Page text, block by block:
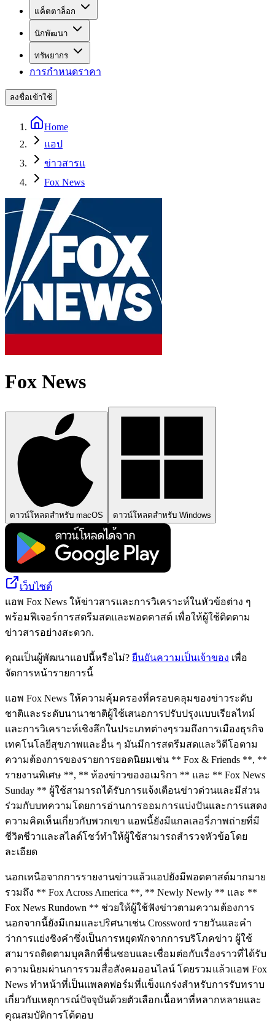
แค็ตตาล็อก
นักพัฒนา
ทรัพยากร
การกำหนดราคา
ลงชื่อเข้าใช้
Home
แอป
ข่าวสารแ
Fox News
Fox News
ดาวน์โหลดสำหรับ macOS ดาวน์โหลดสำหรับ Windows
เว็บไซต์
แอพ Fox News ให้ข่าวสารและการวิเคราะห์ในหัวข้อต่าง ๆ
พร้อมฟีเจอร์การสตรีมสดและพอดคาสต์ เพื่อให้ผู้ใช้ติดตาม
ข่าวสารอย่างสะดวก.
คุณเป็นผู้พัฒนาแอปนี้หรือไม่? ยืนยันความเป็นเจ้าของ เพื่อ
จัดการหน้ารายการนี้
แอพ Fox News ให้ความคุ้มครองที่ครอบคลุมของข่าวระดับ
ชาติและระดับนานาชาติผู้ใช้เสนอการปรับปรุงแบบเรียลไทม์
และการวิเคราะห์เชิงลึกในประเภทต่างๆรวมถึงการเมืองธุรกิจ
เทคโนโลยีสุขภาพและอื่น ๆ มันมีการสตรีมสดและวิดีโอตาม
ความต้องการของรายการยอดนิยมเช่น ** Fox & Friends **, **
รายงานพิเศษ **, ** ห้องข่าวของอเมริกา ** และ ** Fox News
Sunday ** ผู้ใช้สามารถได้รับการแจ้งเตือนข่าวด่วนและมีส่วน
ร่วมกับบทความโดยการอ่านการออมการแบ่งปันและการแสดง
ความคิดเห็นเกี่ยวกับพวกเขา แอพนี้ยังมีแกลเลอรี่ภาพถ่ายที่มี
ชีวิตชีวาและสไลด์โชว์ทำให้ผู้ใช้สามารถสำรวจหัวข้อโดย
ละเอียด
นอกเหนือจากการรายงานข่าวแล้วแอปยังมีพอดคาสต์มากมาย
รวมถึง ** Fox Across America **, ** Newly Newly ** และ **
Fox News Rundown ** ช่วยให้ผู้ใช้ฟังข่าวตามความต้องการ
นอกจากนี้ยังมีเกมและปริศนาเช่น Crossword รายวันและคำ
ว่าการแย่งชิงคำซึ่งเป็นการหยุดพักจากการบริโภคข่าว ผู้ใช้
สามารถติดตามบุคลิกที่ชื่นชอบและเชื่อมต่อกับเรื่องราวที่ได้รับ
ความนิยมผ่านการรวมสื่อสังคมออนไลน์ โดยรวมแล้วแอพ Fox
News ทำหน้าที่เป็นแพลตฟอร์มที่แข็งแกร่งสำหรับการรับทราบ
เกี่ยวกับเหตุการณ์ปัจจุบันด้วยตัวเลือกเนื้อหาที่หลากหลายและ
คุณสมบัติการโต้ตอบ